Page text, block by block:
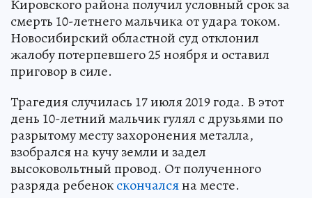
Кировского района получил условный срок за
смерть 10-летнего мальчика от удара током.
Новосибирский областной суд отклонил
жалобу потерпевшего 25 ноября и оставил
приговор в силе.
Трагедия случилась 17 июля 2019 года. В этот
день 10-летний мальчик гулял с друзьями по
разрытому месту захоронения металла,
взобрался на кучу земли и задел
высоковольтный провод. От полученного
разряда ребенокскончалсяна месте.